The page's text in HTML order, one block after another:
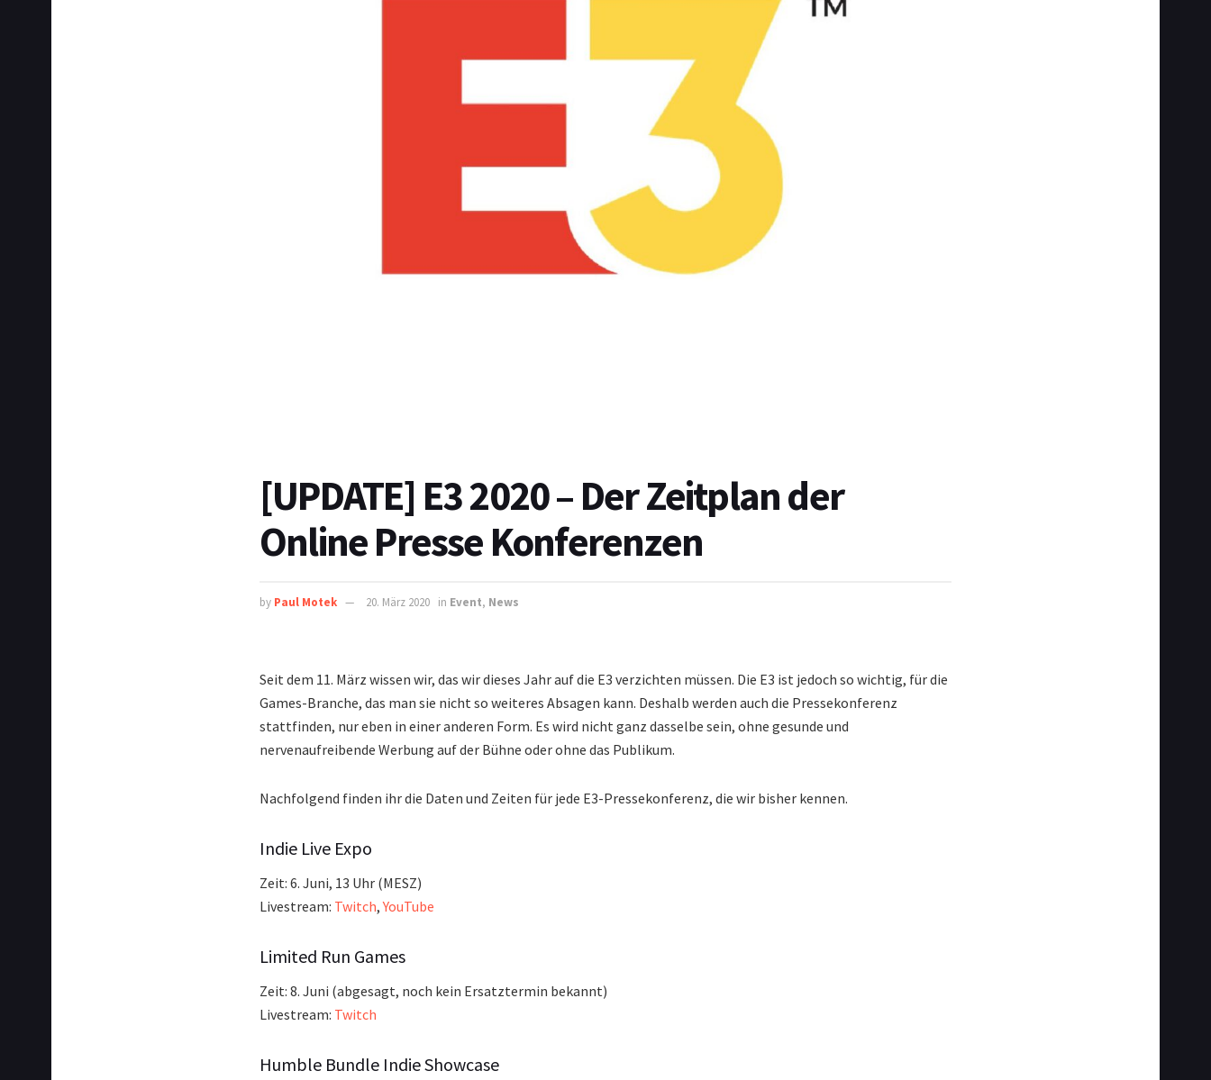
[UPDATE] E3 2020 – Der Zeitplan der
Online Presse Konferenzen
by Paul Motek 20. März 2020 in Event, News
Seit dem 11. März wissen wir, das wir dieses Jahr auf die E3 verzichten müssen. Die E3 ist jedoch so wichtig, für die
Games-Branche, das man sie nicht so weiteres Absagen kann. Deshalb werden auch die Pressekonferenz
stattfinden, nur eben in einer anderen Form. Es wird nicht ganz dasselbe sein, ohne gesunde und
nervenaufreibende Werbung auf der Bühne oder ohne das Publikum.
Nachfolgend finden ihr die Daten und Zeiten für jede E3-Pressekonferenz, die wir bisher kennen.
Indie Live Expo
Zeit: 6. Juni, 13 Uhr (MESZ)
Livestream: Twitch,YouTube
Limited Run Games
Zeit: 8. Juni (abgesagt, noch kein Ersatztermin bekannt)
Livestream: Twitch
Humble Bundle Indie Showcase